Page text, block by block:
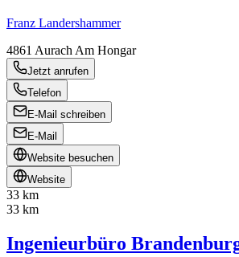
Franz Landershammer
4861 Aurach Am Hongar
Jetzt anrufen
Telefon
E-Mail schreiben
E-Mail
Website besuchen
Website
33 km
33 km
Ingenieurbüro